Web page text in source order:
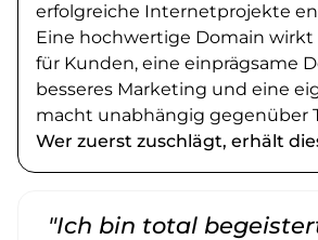
erfolgreiche Internetprojekte
Eine hochwertige Domain wirkt
für Kunden, eine einprägsame
besseres Marketing und eine
macht unabhängig gegenüber
Wer zuerst zuschlägt, erhält
"Ich bin total